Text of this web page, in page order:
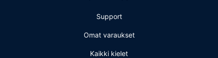
Support
Omat varaukset
Kaikki kielet